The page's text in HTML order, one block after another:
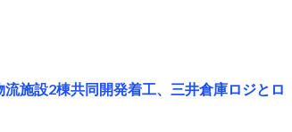
施設2棟共同開発着工、三井倉庫ロジとロ